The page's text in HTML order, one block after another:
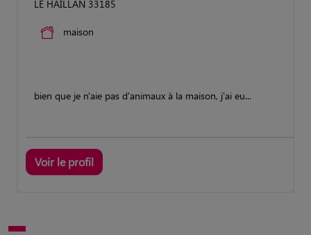
LE HAILLAN 33185
maison
bien que je n'aie pas d'animaux à la maison, j'ai eu...
Voir le profil